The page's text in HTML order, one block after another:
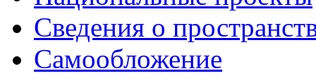
Сведения о
Самообложение